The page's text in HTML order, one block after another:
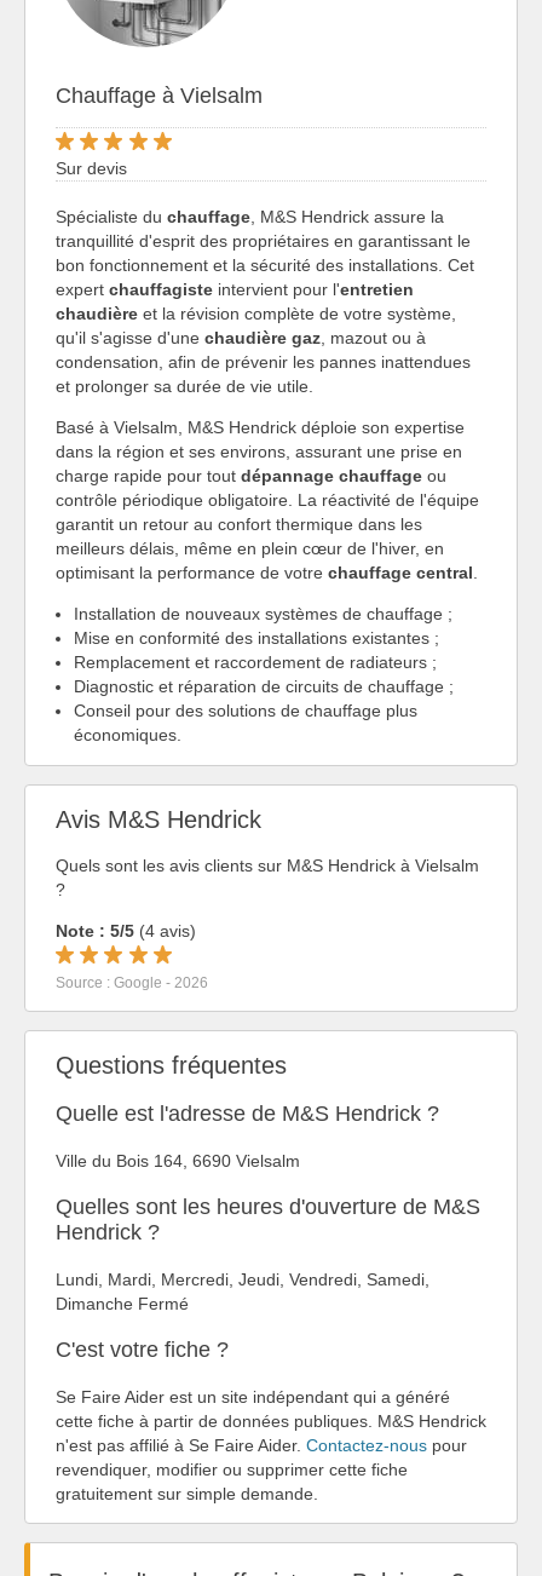
Chauffage à Vielsalm
Sur devis
Spécialiste du chauffage , M&S Hendrick assure la
tranquillité d'esprit des propriétaires en garantissant le
bon fonctionnement et la sécurité des installations. Cet
expert chauffagiste intervient pour l'entretien
chaudière et la révision complète de votre système,
qu'il s'agisse d'une chaudière gaz , mazout ou à
condensation, afin de prévenir les pannes inattendues
et prolonger sa durée de vie utile.
Basé à Vielsalm, M&S Hendrick déploie son expertise
dans la région et ses environs, assurant une prise en
charge rapide pour tout dépannage chauffage ou
contrôle périodique obligatoire. La réactivité de l'équipe
garantit un retour au confort thermique dans les
meilleurs délais, même en plein cœur de l'hiver, en
optimisant la performance de votre chauffage central
Installation de nouveaux systèmes de chauffage ;
Mise en conformité des installations existantes ;
Remplacement et raccordement de radiateurs ;
Diagnostic et réparation de circuits de chauffage ;
Conseil pour des solutions de chauffage plus
économiques.
Avis M&S Hendrick
Quels sont les avis clients sur M&S Hendrick à Vielsalm
?
Note : 5/5 (4 avis)
Source : Google - 2026
Questions fréquentes
Quelle est l'adresse de M&S Hendrick ?
Ville du Bois 164, 6690 Vielsalm
Quelles sont les heures d'ouverture de M&S
Hendrick ?
Lundi, Mardi, Mercredi, Jeudi, Vendredi, Samedi,
Dimanche Fermé
C'est votre fiche ?
Se Faire Aider est un site indépendant qui a généré
cette fiche à partir de données publiques. M&S Hendrick
n'est pas affilié à Se Faire Aider. Contactez-nous pour
revendiquer, modifier ou supprimer cette fiche
gratuitement sur simple demande.